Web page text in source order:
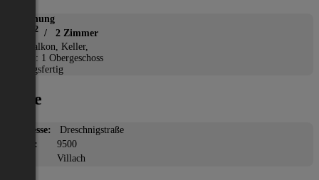
Wohnung
2 / 2 Zimmer
Balkon, Keller,
Etage: 1 Obergeschoss
Bezugsfertig
Lage
Adresse:
Dreschnigstraße
PLZ:
9500
Villach